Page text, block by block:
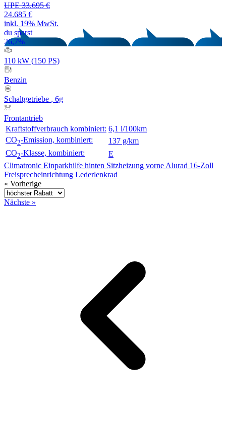
UPE 33.695 €
24.685 €
inkl. 19% MwSt.
du sparst
26,7%
110 kW (150 PS)
Benzin
Schaltgetriebe , 6g
Frontantrieb
Kraftstoffverbrauch kombiniert: 6,1 l/100km
CO2-Emission, kombiniert:
137 g/km
CO2-Klasse, kombiniert:
E
Climatronic Einparkhilfe hinten Sitzheizung vorne Alurad 16-Zoll
Freisprecheinrichtung Lederlenkrad
« Vorherige
Nächste »